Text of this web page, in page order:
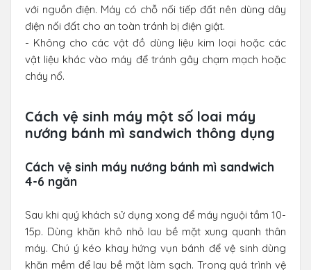
với nguồn điện. Máy có chỗ nối tiếp đất nên dùng dây
điện nối đất cho an toàn tránh bị điện giật.
- Không cho các vật đồ dùng liệu kim loại hoặc các
vật liệu khác vào máy để tránh gây chạm mạch hoặc
cháy nổ.
Cách vệ sinh máy một số loai máy
nướng bánh mì sandwich thông dụng
Cách vệ sinh máy nướng bánh mì sandwich
4-6 ngăn
Sau khi quý khách sử dụng xong để máy nguội tầm 10-
15p. Dùng khăn khô nhỏ lau bề mặt xung quanh thân
máy. Chú ý kéo khay hứng vụn bánh để vệ sinh dùng
khăn mềm để lau bề mặt làm sạch. Trong quá trình vệ